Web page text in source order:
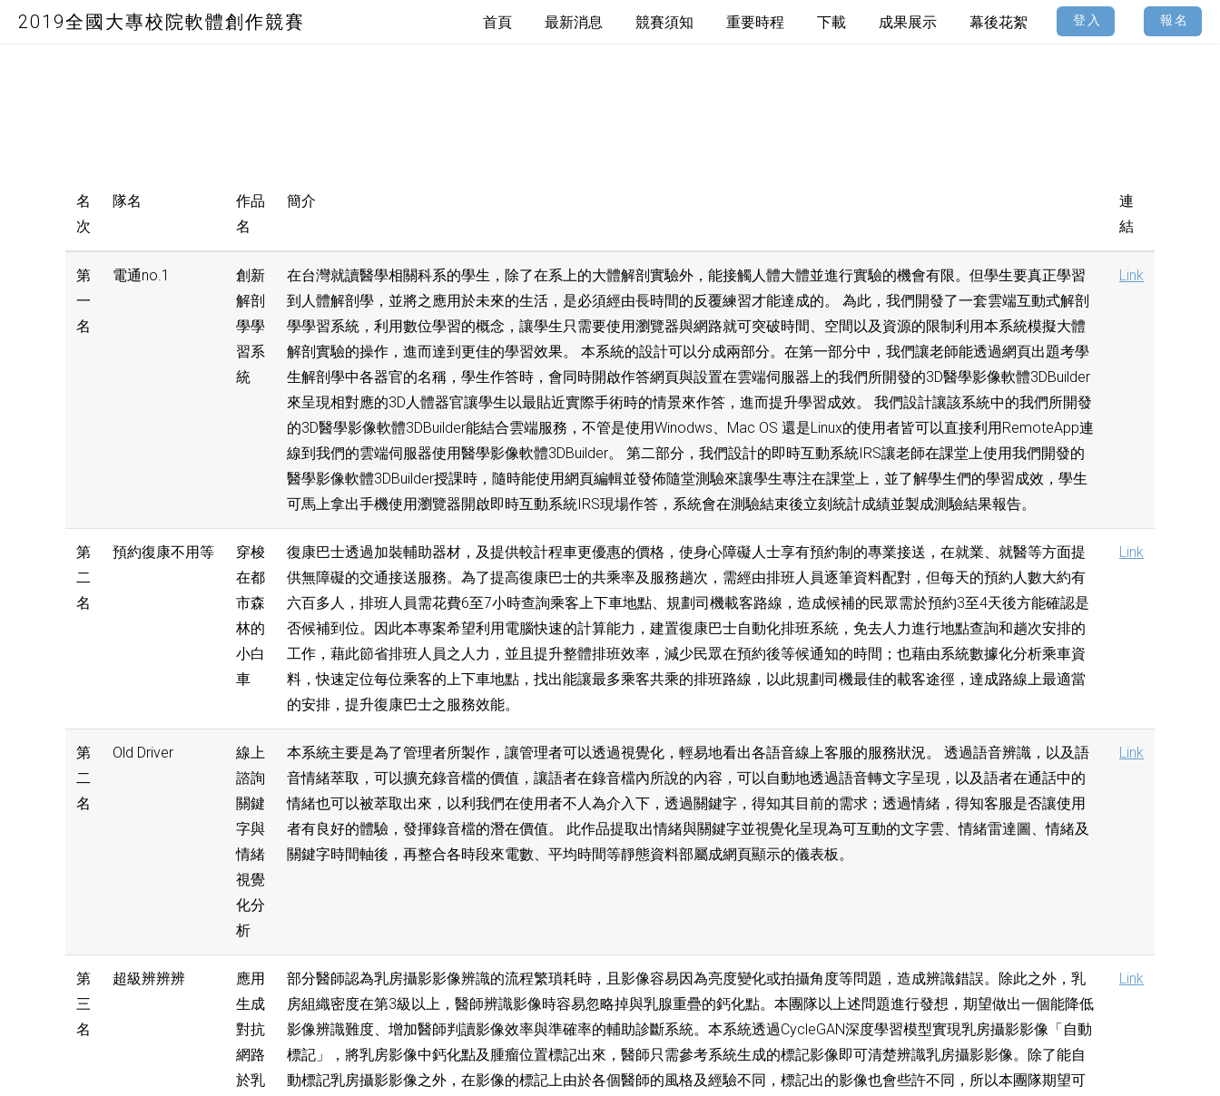
名
次
隊名
作品
名
簡介
連
結
第
一
名
電通no.1
創新
解剖
學學
習系
統
在台灣就讀醫學相關科系的學生，除了在系上的大體解剖實驗外，能接觸人體大體並進行實驗的機會有限。但學生要真正學習
到人體解剖學，並將之應用於未來的生活，是必須經由長時間的反覆練習才能達成的。 為此，我們開發了一套雲端互動式解剖
學學習系統，利用數位學習的概念，讓學生只需要使用瀏覽器與網路就可突破時間、空間以及資源的限制利用本系統模擬大體
解剖實驗的操作，進而達到更佳的學習效果。 本系統的設計可以分成兩部分。在第一部分中，我們讓老師能透過網頁出題考學
生解剖學中各器官的名稱，學生作答時，會同時開啟作答網頁與設置在雲端伺服器上的我們所開發的3D醫學影像軟體3DBuilder
來呈現相對應的3D人體器官讓學生以最貼近實際手術時的情景來作答，進而提升學習成效。 我們設計讓該系統中的我們所開發
的3D醫學影像軟體3DBuilder能結合雲端服務，不管是使用Winodws、Mac OS 還是Linux的使用者皆可以直接利用RemoteApp連
線到我們的雲端伺服器使用醫學影像軟體3DBuilder。 第二部分，我們設計的即時互動系統IRS讓老師在課堂上使用我們開發的
醫學影像軟體3DBuilder授課時，隨時能使用網頁編輯並發佈隨堂測驗來讓學生專注在課堂上，並了解學生們的學習成效，學生
可馬上拿出手機使用瀏覽器開啟即時互動系統IRS現場作答，系統會在測驗結束後立刻統計成績並製成測驗結果報告。
Link
第
二
名
預約復康不用等
穿梭
在都
市森
林的
小白
車
復康巴士透過加裝輔助器材，及提供較計程車更優惠的價格，使身心障礙人士享有預約制的專業接送，在就業、就醫等方面提
供無障礙的交通接送服務。為了提高復康巴士的共乘率及服務趟次，需經由排班人員逐筆資料配對，但每天的預約人數大約有
六百多人，排班人員需花費6至7小時查詢乘客上下車地點、規劃司機載客路線，造成候補的民眾需於預約3至4天後方能確認是
否候補到位。因此本專案希望利用電腦快速的計算能力，建置復康巴士自動化排班系統，免去人力進行地點查詢和趟次安排的
工作，藉此節省排班人員之人力，並且提升整體排班效率，減少民眾在預約後等候通知的時間；也藉由系統數據化分析乘車資
料，快速定位每位乘客的上下車地點，找出能讓最多乘客共乘的排班路線，以此規劃司機最佳的載客途徑，達成路線上最適當
的安排，提升復康巴士之服務效能。
Link
第
二
名
Old Driver
線上
諮詢
關鍵
字與
情緒
視覺
化分
析
本系統主要是為了管理者所製作，讓管理者可以透過視覺化，輕易地看出各語音線上客服的服務狀況。 透過語音辨識，以及語
音情緒萃取，可以擴充錄音檔的價值，讓語者在錄音檔內所說的內容，可以自動地透過語音轉文字呈現，以及語者在通話中的
情緒也可以被萃取出來，以利我們在使用者不人為介入下，透過關鍵字，得知其目前的需求；透過情緒，得知客服是否讓使用
者有良好的體驗，發揮錄音檔的潛在價值。 此作品提取出情緒與關鍵字並視覺化呈現為可互動的文字雲、情緒雷達圖、情緒及
關鍵字時間軸後，再整合各時段來電數、平均時間等靜態資料部屬成網頁顯示的儀表板。
Link
第
三
名
超級辨辨辨
應用
生成
對抗
網路
於乳
部分醫師認為乳房攝影影像辨識的流程繁瑣耗時，且影像容易因為亮度變化或拍攝角度等問題，造成辨識錯誤。除此之外，乳
房組織密度在第3級以上，醫師辨識影像時容易忽略掉與乳腺重疊的鈣化點。本團隊以上述問題進行發想，期望做出一個能降低
影像辨識難度、增加醫師判讀影像效率與準確率的輔助診斷系統。本系統透過CycleGAN深度學習模型實現乳房攝影影像「自動
標記」，將乳房影像中鈣化點及腫瘤位置標記出來，醫師只需參考系統生成的標記影像即可清楚辨識乳房攝影影像。除了能自
動標記乳房攝影影像之外，在影像的標記上由於各個醫師的風格及經驗不同，標記出的影像也會些許不同，所以本團隊期望可
Link
2019全國大專校院軟體創作競賽 首頁 最新消息 競賽須知 重要時程 下載 成果展示 幕後花絮 登入 報名